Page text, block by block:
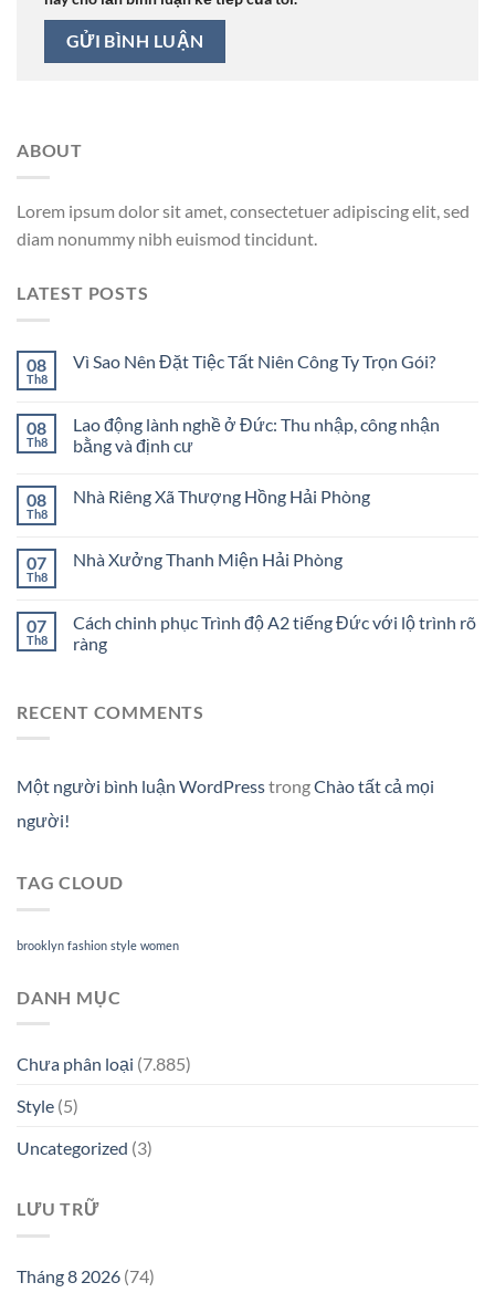
ABOUT
Lorem ipsum dolor sit amet, consectetuer adipiscing elit, sed
diam nonummy nibh euismod tincidunt.
LATEST POSTS
08
Th8
Vì Sao Nên Đặt Tiệc Tất Niên Công Ty Trọn Gói?
08
Th8
Lao động lành nghề ở Đức: Thu nhập, công nhận
bằng và định cư
08
Th8
Nhà Riêng Xã Thượng Hồng Hải Phòng
07
Th8
Nhà Xưởng Thanh Miện Hải Phòng
07
Th8
Cách chinh phục Trình độ A2 tiếng Đức với lộ trình rõ
ràng
RECENT COMMENTS
Một người bình luận WordPresstrongChào tất cả mọi
người!
TAG CLOUD
brooklyn fashion style women
DANH MỤC
Chưa phân loại (7.885)
Style (5)
Uncategorized (3)
LƯU TRỮ
Tháng 8 2026 (74)